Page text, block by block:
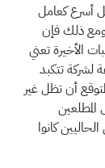
أسرع كعامل
بنحو 33.7٪ سنويًا، ومع ذلك فإن
الأخيرة تعني
لشركة تتكبد
أن تظل غير
كانوا